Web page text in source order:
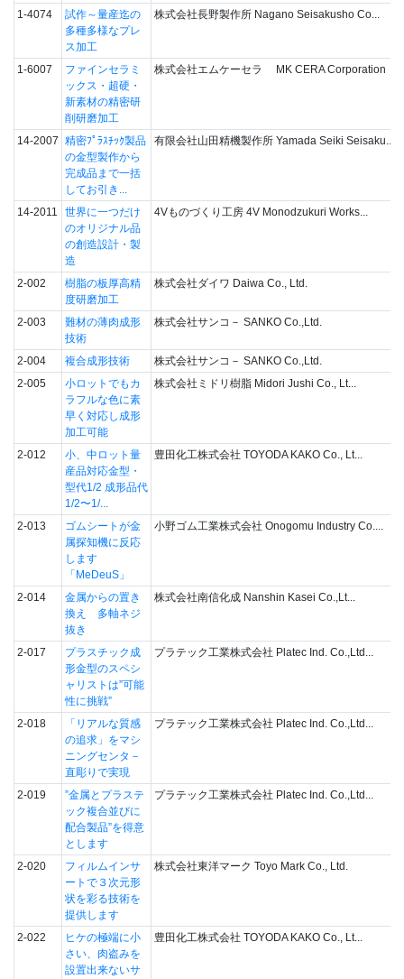
1-4074
試作～量産迄の
多種多様なプレ
ス加工
株式会社長野製作所 Nagano Seisakusho Co...
1-6007
ファインセラミ
ックス・超硬・
新素材の精密研
削研磨加工
株式会社エムケーセラ MK CERA Corporation
14-2007 精密ﾌﾟﾗｽﾁｯｸ製品
の金型製作から
完成品まで一括
してお引き...
有限会社山田精機製作所 Yamada Seiki Seisaku...
14-2011
世界に一つだけ
のオリジナル品
の創造設計・製
造
4Vものづくり工房 4V Monodzukuri Works...
2-002
樹脂の板厚高精
度研磨加工
株式会社ダイワ Daiwa Co., Ltd.
2-003
難材の薄肉成形
技術
株式会社サンコ－ SANKO Co.,Ltd.
2-004 複合成形技術
株式会社サンコ－ SANKO Co.,Ltd.
2-005
小ロットでもカ
ラフルな色に素
早く対応し成形
加工可能
株式会社ミドリ樹脂 Midori Jushi Co., Lt...
2-012
小、中ロット量
産品対応金型・
型代1/2 成形品代
1/2〜1/...
豊田化工株式会社 TOYODA KAKO Co., Lt...
2-013
ゴムシートが金
属探知機に反応
します
「MeDeuS」
小野ゴム工業株式会社 Onogomu Industry Co....
2-014
金属からの置き
換え 多軸ネジ
抜き
株式会社南信化成 Nanshin Kasei Co.,Lt...
2-017
プラスチック成
形金型のスペシ
ャリストは”可能
性に挑戦”
プラテック工業株式会社 Platec Ind. Co.,Ltd...
2-018
「リアルな質感
の追求」をマシ
ニングセンタ－
直彫りで実現
プラテック工業株式会社 Platec Ind. Co.,Ltd...
2-019
”金属とプラステ
ック複合並びに
配合製品”を得意
とします
プラテック工業株式会社 Platec Ind. Co.,Ltd...
2-020
フィルムインサ
ートで３次元形
状を彩る技術を
提供します
株式会社東洋マーク Toyo Mark Co., Ltd.
2-022
ヒケの極端に小
さい、肉盗みを
設置出来ないサ
豊田化工株式会社 TOYODA KAKO Co., Lt...